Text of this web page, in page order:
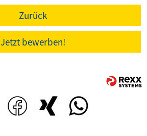
Zurück
Jetzt bewerben!